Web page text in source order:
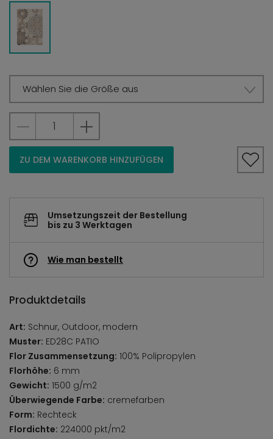
Wählen Sie die Größe aus
ZU DEM WARENKORB HINZUFÜGEN
Umsetzungszeit der Bestellung
bis zu 3 Werktagen
Wie man bestellt
Produktdetails
Art: Schnur, Outdoor, modern
Muster: ED28C PATIO
Flor Zusammensetzung: 100% Polipropylen
Florhöhe: 6 mm
Gewicht: 1500 g/m2
Überwiegende Farbe: cremefarben
Form: Rechteck
Flordichte: 224000 pkt/m2